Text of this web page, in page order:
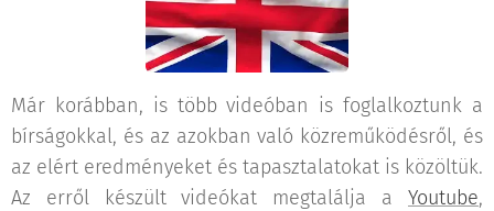
Már korábban, is több videóban is foglalkoztunk a
bírságokkal, és az azokban való közreműködésről, és
az elért eredményeket és tapasztalatokat is közöltük.
Az erről készült videókat megtalálja a Youtube,